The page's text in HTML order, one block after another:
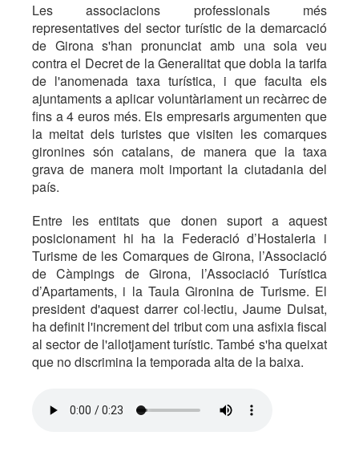
Les associacions professionals més
representatives del sector turístic de la demarcació
de Girona s'han pronunciat amb una sola veu
contra el Decret de la Generalitat que dobla la tarifa
de l'anomenada taxa turística, i que faculta els
ajuntaments a aplicar voluntàriament un recàrrec de
fins a 4 euros més. Els empresaris argumenten que
la meitat dels turistes que visiten les comarques
gironines són catalans, de manera que la taxa
grava de manera molt important la ciutadania del
país.
Entre les entitats que donen suport a aquest
posicionament hi ha la Federació d’Hostaleria i
Turisme de les Comarques de Girona, l’Associació
de Càmpings de Girona, l’Associació Turística
d’Apartaments, i la Taula Gironina de Turisme. El
president d'aquest darrer col·lectiu, Jaume Dulsat,
ha definit l'increment del tribut com una asfixia fiscal
al sector de l'allotjament turístic. També s'ha queixat
que no discrimina la temporada alta de la baixa.